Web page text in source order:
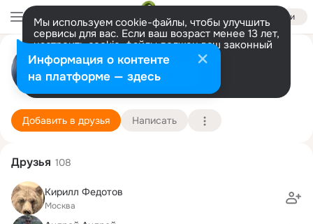
Войти
Мы используем cookie-файлы, чтобы улучшить
сервисы для вас. Если ваш возраст менее 13 лет,
настроить cookie-файлы должен ваш законный
представитель. Больше информации
Разрешить все Настроить
Наталья Хоршова
москва (новогиреево)
Школа при Посольстве РФПодробнее
Добавить в друзья Написать
Друзья 108
Кирилл Федотов
Москва
Информация о контенте
на платформе — здесь